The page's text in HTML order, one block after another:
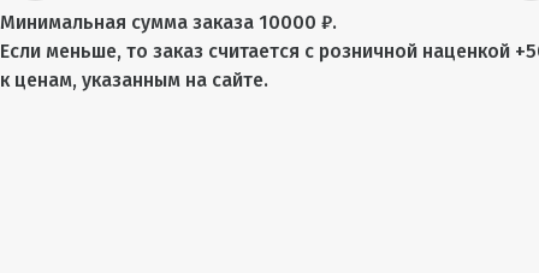
Минимальная сумма заказа 10000 ₽.
Если меньше, то заказ считается с розничной наценкой
к ценам, указанным на сайте.